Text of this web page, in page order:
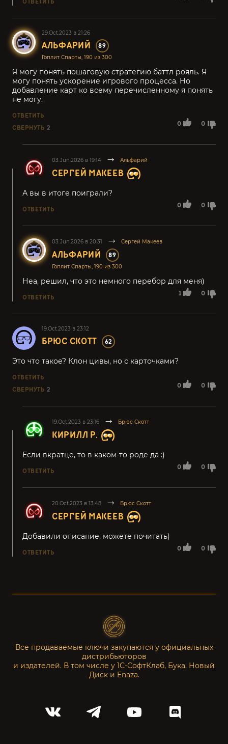
ОТВЕТИТЬ
29.Oct.2023 в 21:26
АЛЬФАРИЙ 89
Гоплит Спарты, 190 из 300
0 0
Я могу понять пошаговую стратегию баттл рояль. Я
могу понять ускорение игрового процесса. Но
добавление карт ко всему перечисленному я понять
не могу.
ОТВЕТИТЬ
СВЕРНУТЬ 2
03.Jun.2026 в 19:14 Альфарий
СЕРГЕЙ МАКЕЕВ
0 0
А вы в итоге поиграли?
ОТВЕТИТЬ
03.Jun.2026 в 20:31 Сергей Макеев
АЛЬФАРИЙ 89
Гоплит Спарты, 190 из 300
1 0
Неа, решил, что это немного перебор для меня)
ОТВЕТИТЬ
19.Oct.2023 в 23:12
БРЮС СКОТТ 62
0 0
Это что такое? Клон цивы, но с карточками?
ОТВЕТИТЬ
СВЕРНУТЬ 2
19.Oct.2023 в 23:16 Брюс Скотт
КИРИЛЛ Р.
0 0
Если вкратце, то в каком-то роде да :)
ОТВЕТИТЬ
20.Oct.2023 в 13:48 Брюс Скотт
СЕРГЕЙ МАКЕЕВ
0 0
Добавили описание, можете почитать)
ОТВЕТИТЬ
Все продаваемые ключи закупаются у официальных
дистрибьюторов
и издателей. В том числе у 1С-СофтКлаб, Бука, Новый
Диск и Enaza.